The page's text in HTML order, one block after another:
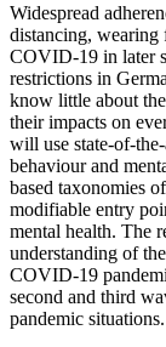
Widespread
distancing, wearing
COVID-19 in later
restrictions in
know little about
their impacts on
will use state-of-
behaviour and
based taxonomies
modifiable entry
mental health. The
understanding of
COVID-19
second and third
pandemic situations.